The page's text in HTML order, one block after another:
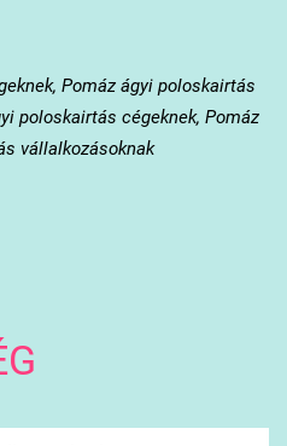
Pomáz ágyi poloskairtás
poloskairtás cégeknek, Pomáz
vállalkozásoknak